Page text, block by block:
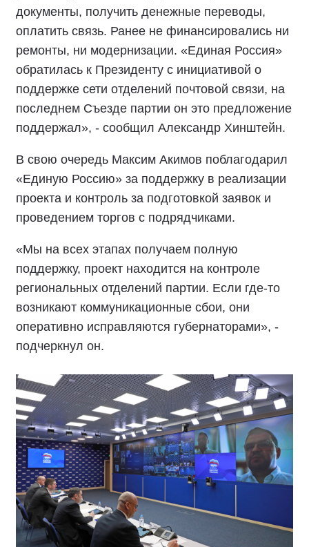
документы, получить денежные переводы,
оплатить связь. Ранее не финансировались ни
ремонты, ни модернизации. «Единая Россия»
обратилась к Президенту с инициативой о
поддержке сети отделений почтовой связи, на
последнем Съезде партии он это предложение
поддержал», - сообщил Александр Хинштейн.
В свою очередь Максим Акимов поблагодарил
«Единую Россию» за поддержку в реализации
проекта и контроль за подготовкой заявок и
проведением торгов с подрядчиками.
«Мы на всех этапах получаем полную
поддержку, проект находится на контроле
региональных отделений партии. Если где-то
возникают коммуникационные сбои, они
оперативно исправляются губернаторами», -
подчеркнул он.